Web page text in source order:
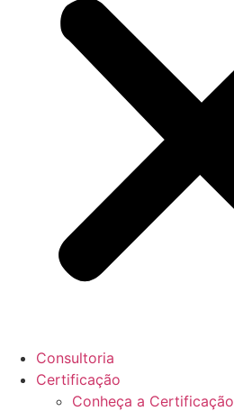
Consultoria
Certificação
Conheça a Certificação